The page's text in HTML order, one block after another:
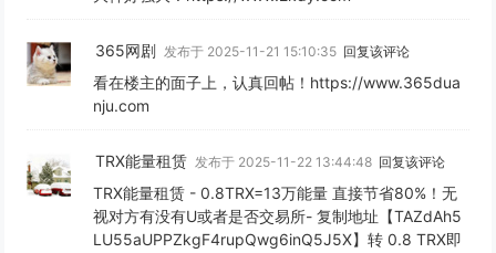
365网剧 发布于 2025-11-21 15:10:35 回复该评论
看在楼主的面子上，认真回帖！https://www.365dua
nju.com
TRX能量租赁 发布于 2025-11-22 13:44:48 回复该评论
TRX能量租赁 - 0.8TRX=13万能量 直接节省80%！无
视对方有没有U或者是否交易所- 复制地址【TAZdAh5
LU55aUPPZkgF4rupQwg6inQ5J5X】转 0.8 TRX即